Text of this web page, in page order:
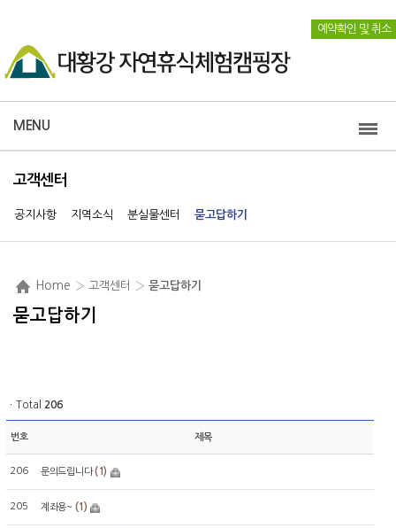
예약확인 및 취소
MENU
고객센터
공지사항 지역소식 분실물센터 묻고답하기
Home › 고객센터 › 묻고답하기
묻고답하기
ㆍTotal 206
번호 제목
206 문의드립니다 (1)
205 계좌용~ (1)